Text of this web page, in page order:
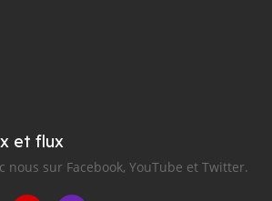
et flux
nous sur Facebook, YouTube et Twitter.